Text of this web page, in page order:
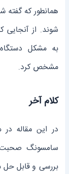
همانطور که
شوند. از آنجایی
به مشکل
مشخص کرد.
کلام آخر
در این مقاله
سامسونگ صحبت
بررسی و قابل حل